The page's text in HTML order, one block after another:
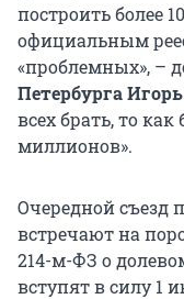
построить более
официальным
«проблемных», –
Петербурга
всех брать, то
миллионов».
Очередной съезд
встречают на
214-м-ФЗ о
вступят в силу 1